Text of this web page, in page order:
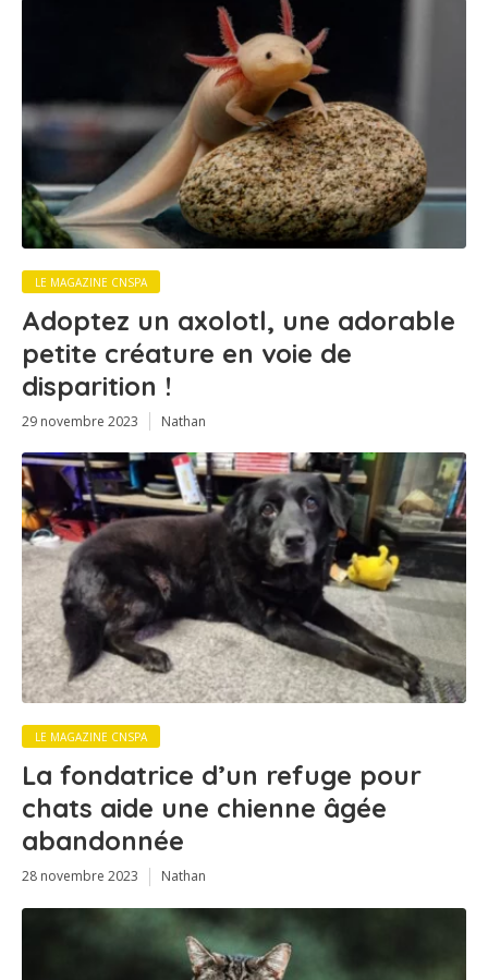
LE MAGAZINE CNSPA
Adoptez un axolotl, une adorable
petite créature en voie de
disparition !
29 novembre 2023 Nathan
LE MAGAZINE CNSPA
La fondatrice d’un refuge pour
chats aide une chienne âgée
abandonnée
28 novembre 2023 Nathan